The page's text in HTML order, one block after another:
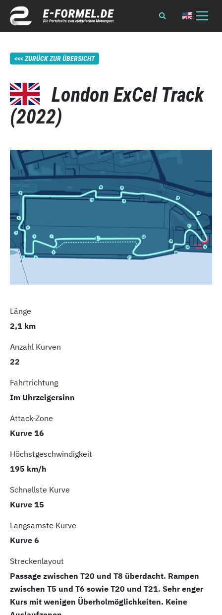
ZURÜCK ZUR ÜBERSICHT
London ExCel Track
(2022)
Länge
2,1 km
Anzahl Kurven
22
Fahrtrichtung
Im Uhrzeigersinn
Attack-Zone
Kurve 16
Höchstgeschwindigkeit
195 km/h
Schnellste Kurve
Kurve 15
Langsamste Kurve
Kurve 6
Streckenlayout
Passage zwischen T20 und T8 überdacht. Rampen
zwischen T5 und T6 sowie T20 und T21. Sehr enger
Kurs mit wenigen Überholmöglichkeiten. Keine